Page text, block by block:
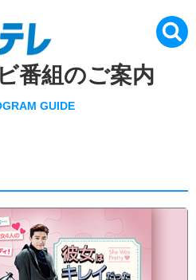
番組のご案内
GUIDE